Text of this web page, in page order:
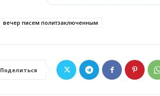
вечер писем политзаключенным
Поделиться